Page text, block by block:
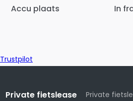
Accu plaats
In
Trustpilot
Private fietslease Private